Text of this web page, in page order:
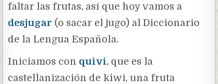
faltar las frutas, así que hoy vamos a
desjugar (o sacar el jugo) al Diccionario
de la Lengua Española.
Iniciamos con quivi, que es la
castellanización de kiwi, una fruta